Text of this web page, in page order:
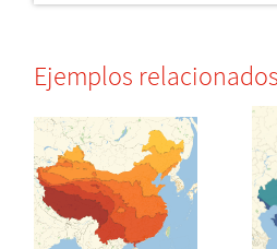
Ejemplos